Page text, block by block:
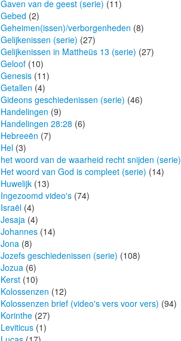
Gaven van de geest (serie) (11)
Gebed (2)
Geheimen(issen)/verborgenheden (8)
Gelijkenissen (serie) (27)
Gelijkenissen in Mattheüs 13 (serie) (27)
Geloof (10)
Genesis (11)
Getallen (4)
Gideons geschiedenissen (serie) (46)
Handelingen (9)
Handelingen 28:28 (6)
Hebreeën (7)
Hel (3)
het woord van de waarheid recht snijden (serie)
Het woord van God is compleet (serie) (14)
Huwelijk (13)
Ingezoomd video's (74)
Israël (4)
Jesaja (4)
Johannes (14)
Jona (8)
Jozefs geschiedenissen (serie) (108)
Jozua (6)
Kerst (10)
Kolossenzen (12)
Kolossenzen brief (video's vers voor vers) (94)
Korinthe (27)
Leviticus (1)